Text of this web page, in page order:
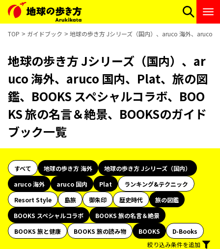
TOP ガイドブック 地球の歩き方 Jシリーズ（国内）、aruco 海外、aruco
地球の歩き方 Jシリーズ（国内）、ar
uco 海外、aruco 国内、Plat、旅の図
鑑、BOOKS スペシャルコラボ、BOO
KS 旅の名言＆絶景、BOOKSのガイド
ブック一覧
すべて 地球の歩き方 海外
地球の歩き方 Jシリーズ（国内）
aruco 海外
aruco 国内 Plat
ランキング&テクニック
Resort Style
島旅 御朱印 歴史時代
旅の図鑑
BOOKS スペシャルコラボ
BOOKS 旅の名言＆絶景
BOOKS 旅と健康
BOOKS 旅の読み物 BOOKS
D-Books
絞り込み条件を追加